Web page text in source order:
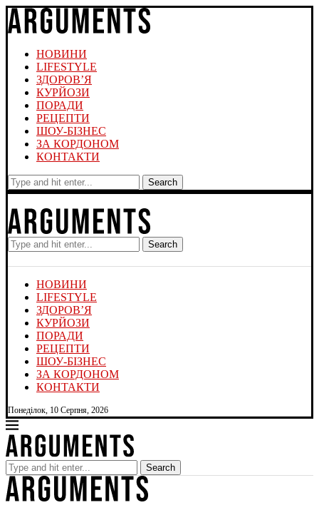
НОВИНИ
LIFESTYLE
ЗДОРОВ’Я
КУРЙОЗИ
ПОРАДИ
РЕЦЕПТИ
ШОУ-БІЗНЕС
ЗА КОРДОНОМ
КОНТАКТИ
Search
Search
НОВИНИ
LIFESTYLE
ЗДОРОВ’Я
КУРЙОЗИ
ПОРАДИ
РЕЦЕПТИ
ШОУ-БІЗНЕС
ЗА КОРДОНОМ
КОНТАКТИ
Понеділок, 10 Серпня, 2026
Search